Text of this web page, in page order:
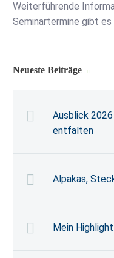
Weiterführende
Seminartermine gibt es
Neueste Beiträge
Ausblick
entfalten
Alpakas,
Mein